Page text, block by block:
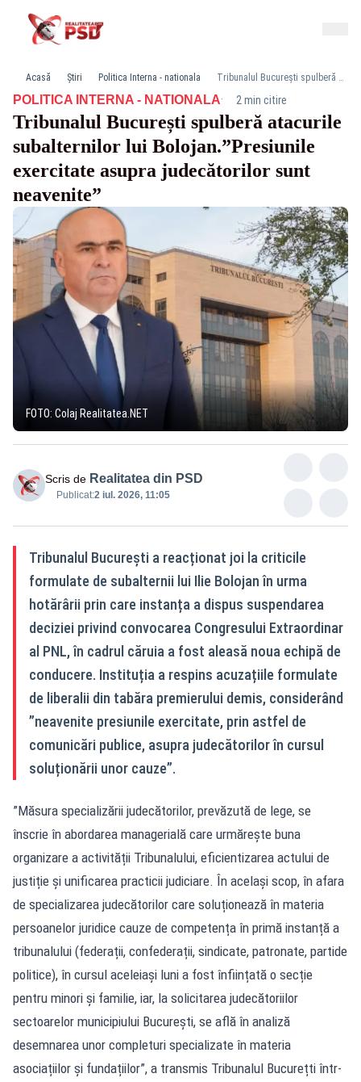
Acasă Știri Politica Interna - nationala Tribunalul București spulberă atacurile subalternilor lui Bolojan.”Presiunile exercitate asupra judecătorilor sunt neavenite”
POLITICA INTERNA - NATIONALA· 2 min citire
Tribunalul București spulberă atacurile
subalternilor lui Bolojan.”Presiunile
exercitate asupra judecătorilor sunt
neavenite”
FOTO: Colaj Realitatea.NET
Scris de Realitatea din PSD
Publicat:2 iul. 2026, 11:05
Tribunalul București a reacționat joi la criticile
formulate de subalternii lui Ilie Bolojan în urma
hotărârii prin care instanța a dispus suspendarea
deciziei privind convocarea Congresului Extraordinar
al PNL, în cadrul căruia a fost aleasă noua echipă de
conducere. Instituția a respins acuzațiile formulate
de liberalii din tabăra premierului demis, considerând
”neavenite presiunile exercitate, prin astfel de
comunicări publice, asupra judecătorilor în cursul
soluționării unor cauze”.
”Măsura specializării judecătorilor, prevăzută de lege, se
înscrie în abordarea managerială care urmărește buna
organizare a activității Tribunalului, eficientizarea actului de
justiție și unificarea practicii judiciare. În același scop, în afara
de specializarea judecătorilor care soluționează în materia
persoanelor juridice cauze de competența în primă instanță a
tribunalului (federații, confederații, sindicate, patronate, partide
politice), în cursul aceleiași luni a fost înființată o secție
pentru minori și familie, iar, la solicitarea judecătoriilor
sectoarelor municipiului București, se află în analiză
desemnarea unor completuri specializate în materia
asociațiilor și fundațiilor”, a transmis Tribunalul Bucurețti într-